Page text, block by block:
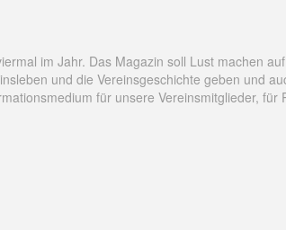
im Jahr. Das Magazin soll Lust machen
und die Vereinsgeschichte geben und
für unsere Vereinsmitglieder,